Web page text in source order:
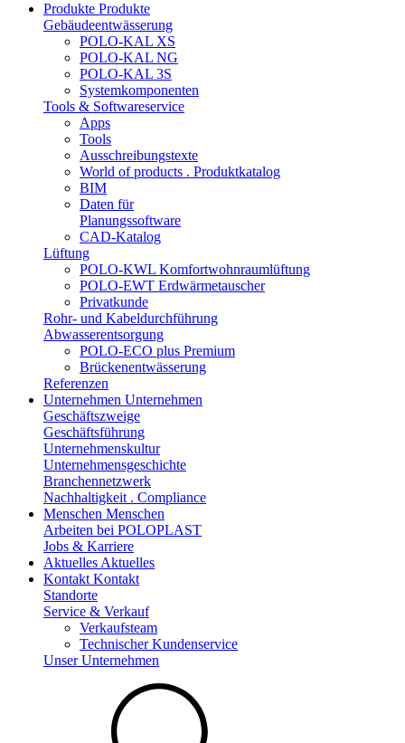
Produkte Produkte
Gebäudeentwässerung
POLO-KAL XS
POLO-KAL NG
POLO-KAL 3S
Systemkomponenten
Tools & Softwareservice
Apps
Tools
Ausschreibungstexte
World of products . Produktkatalog
BIM
Daten für
Planungssoftware
CAD-Katalog
Lüftung
POLO-KWL Komfortwohnraumlüftung
POLO-EWT Erdwärmetauscher
Privatkunde
Rohr- und Kabeldurchführung
Abwasserentsorgung
POLO-ECO plus Premium
Brückenentwässerung
Referenzen
Unternehmen Unternehmen
Geschäftszweige
Geschäftsführung
Unternehmenskultur
Unternehmensgeschichte
Branchennetzwerk
Nachhaltigkeit . Compliance
Menschen Menschen
Arbeiten bei POLOPLAST
Jobs & Karriere
Aktuelles Aktuelles
Kontakt Kontakt
Standorte
Service & Verkauf
Verkaufsteam
Technischer Kundenservice
Unser Unternehmen